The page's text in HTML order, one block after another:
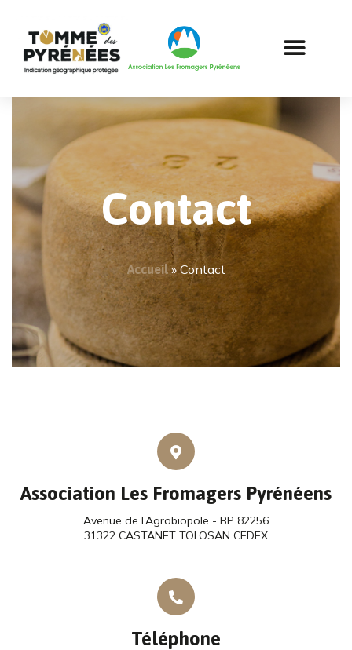
Contact
Accueil»Contact
Association Les Fromagers Pyrénéens
Avenue de l’Agrobiopole - BP 82256
31322 CASTANET TOLOSAN CEDEX
Téléphone